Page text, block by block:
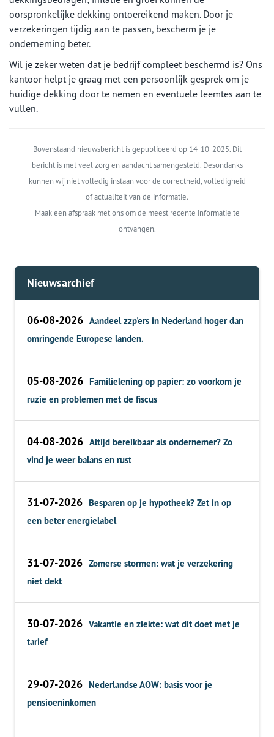
oorspronkelijke dekking ontoereikend maken. Door je
verzekeringen tijdig aan te passen, bescherm je je
onderneming beter.
Wil je zeker weten dat je bedrijf compleet beschermd is? Ons
kantoor helpt je graag met een persoonlijk gesprek om je
huidige dekking door te nemen en eventuele leemtes aan te
vullen.
Bovenstaand nieuwsbericht is gepubliceerd op 14-10-2025. Dit
bericht is met veel zorg en aandacht samengesteld. Desondanks
kunnen wij niet volledig instaan voor de correctheid, volledigheid
of actualiteit van de informatie.
Maak een afspraak met ons om de meest recente informatie te
ontvangen.
Nieuwsarchief
06-08-2026 Aandeel zzp'ers in Nederland hoger dan
omringende Europese landen.
05-08-2026 Familielening op papier: zo voorkom je
ruzie en problemen met de fiscus
04-08-2026 Altijd bereikbaar als ondernemer? Zo
vind je weer balans en rust
31-07-2026 Besparen op je hypotheek? Zet in op
een beter energielabel
31-07-2026 Zomerse stormen: wat je verzekering
niet dekt
30-07-2026 Vakantie en ziekte: wat dit doet met je
tarief
29-07-2026 Nederlandse AOW: basis voor je
pensioeninkomen